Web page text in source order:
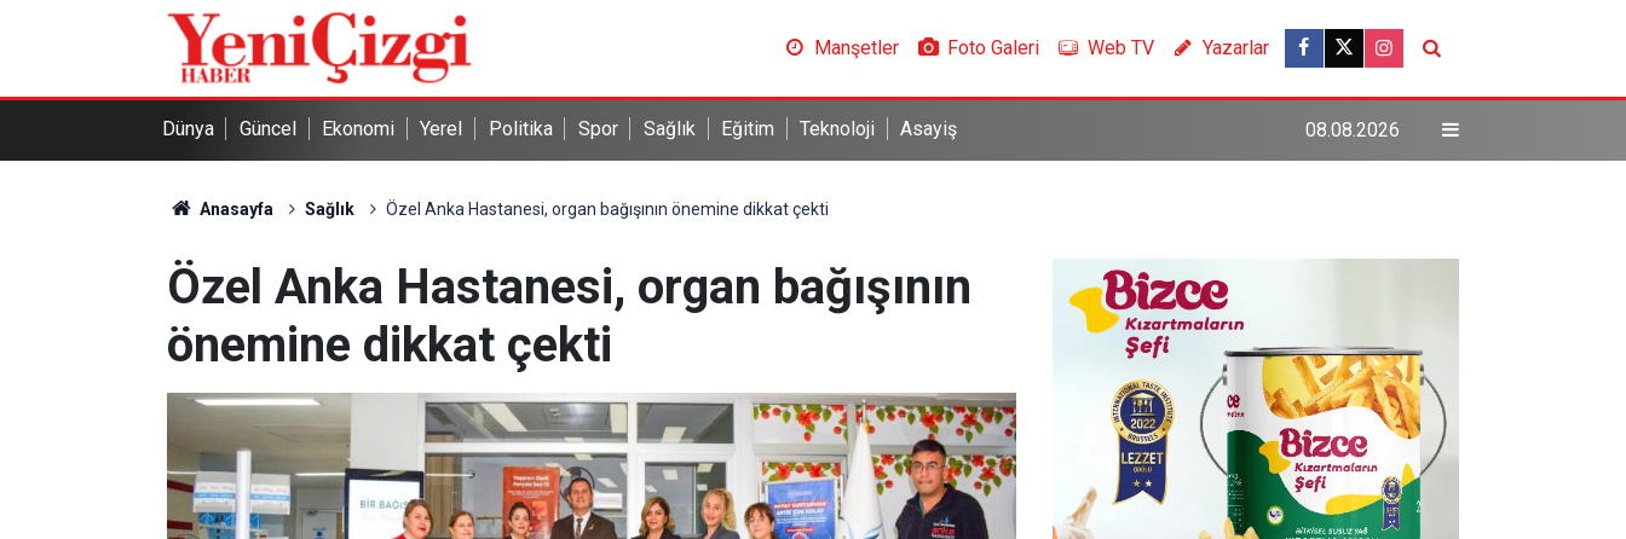
Manşetler Foto Galeri Web TV Yazarlar
Dünya Güncel Ekonomi Yerel Politika Spor Sağlık Eğitim Teknoloji Asayiş 08.08.2026
Anasayfa Sağlık Özel Anka Hastanesi, organ bağışının önemine dikkat çekti
Özel Anka Hastanesi, organ bağışının
önemine dikkat çekti